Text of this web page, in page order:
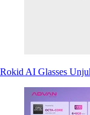
Rokid AI Glasses